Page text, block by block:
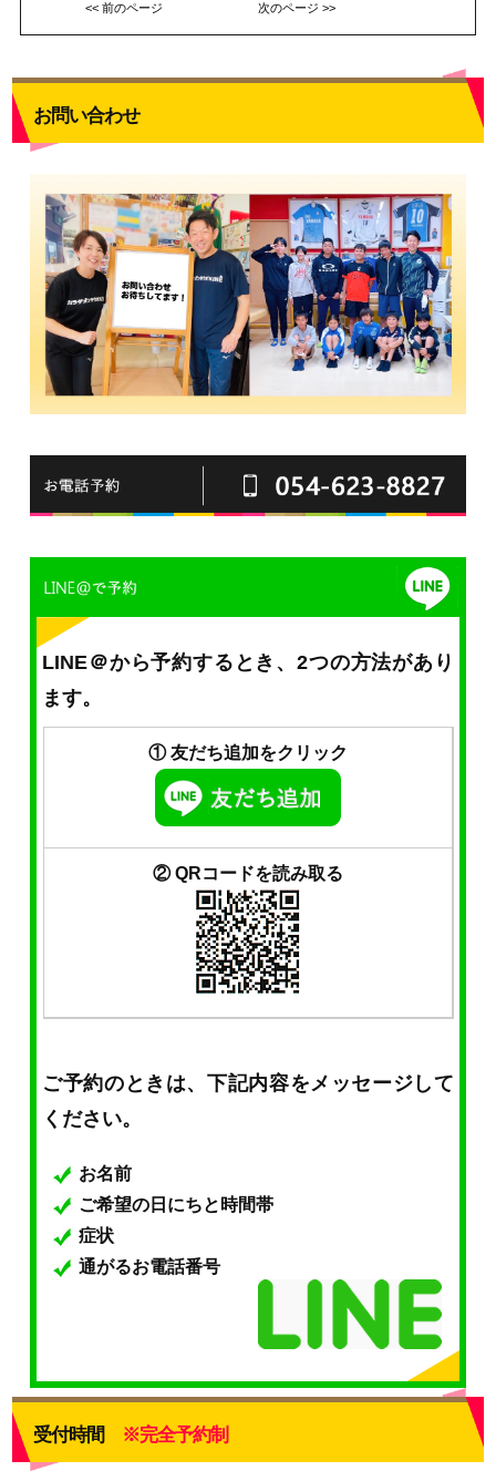
<< 前のページ 次のページ >>
お問い合わせ
LINE＠から予約するとき、2つの方法があり
ます。
① 友だち追加をクリック
② QRコードを読み取る
ご予約のときは、下記内容をメッセージして
ください。
お名前
ご希望の日にちと時間帯
症状
通がるお電話番号
受付時間 ※完全予約制